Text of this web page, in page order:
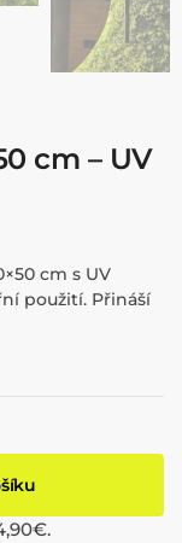
cm – UV
cm s UV
použití. Přináší
€.